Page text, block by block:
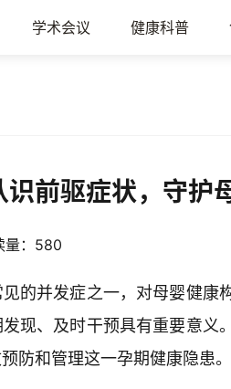
学术会议 健康科普
前驱症状，守护
量：580
的并发症之一，对母婴健康
现、及时干预具有重要意义
防和管理这一孕期健康隐患。